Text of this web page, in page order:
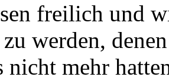
freilich und
werden,
nicht mehr